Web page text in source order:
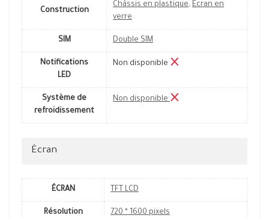
Construction
Châssis en plastique, Écran en
verre
SIM Double SIM
Notifications
LED
Non disponible
Système de
refroidissement
Non disponible
Écran
ÉCRAN TFT LCD
Résolution 720 * 1600 pixels